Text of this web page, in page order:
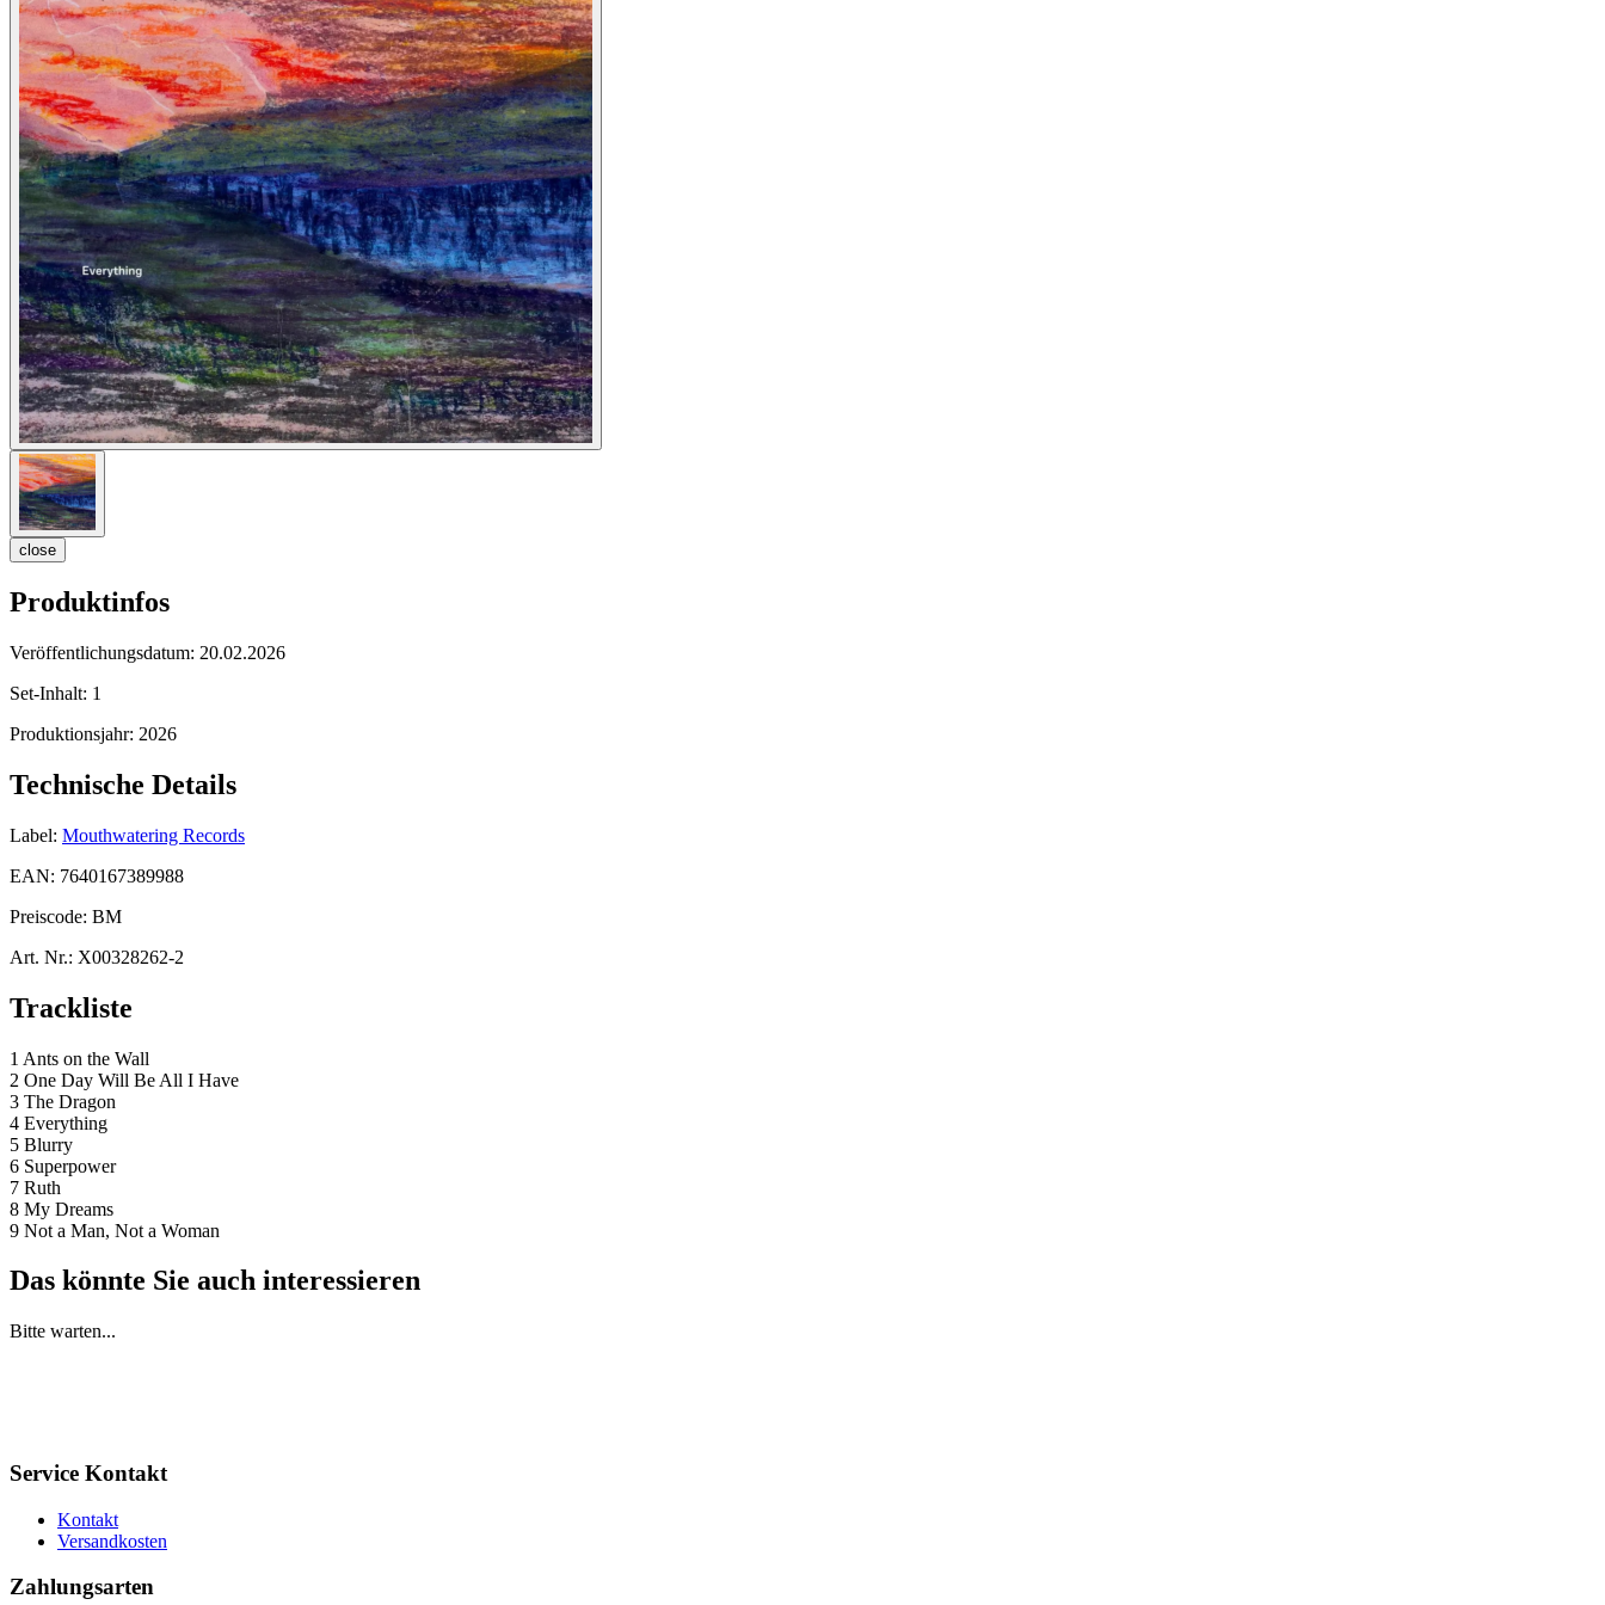
close
Produktinfos
Veröffentlichungsdatum: 20.02.2026
Set-Inhalt: 1
Produktionsjahr: 2026
Technische Details
Label: Mouthwatering Records
EAN: 7640167389988
Preiscode: BM
Art. Nr.: X00328262-2
Trackliste
1 Ants on the Wall
2 One Day Will Be All I Have
3 The Dragon
4 Everything
5 Blurry
6 Superpower
7 Ruth
8 My Dreams
9 Not a Man, Not a Woman
Das könnte Sie auch interessieren
Bitte warten...
Service Kontakt
Kontakt
Versandkosten
Zahlungsarten